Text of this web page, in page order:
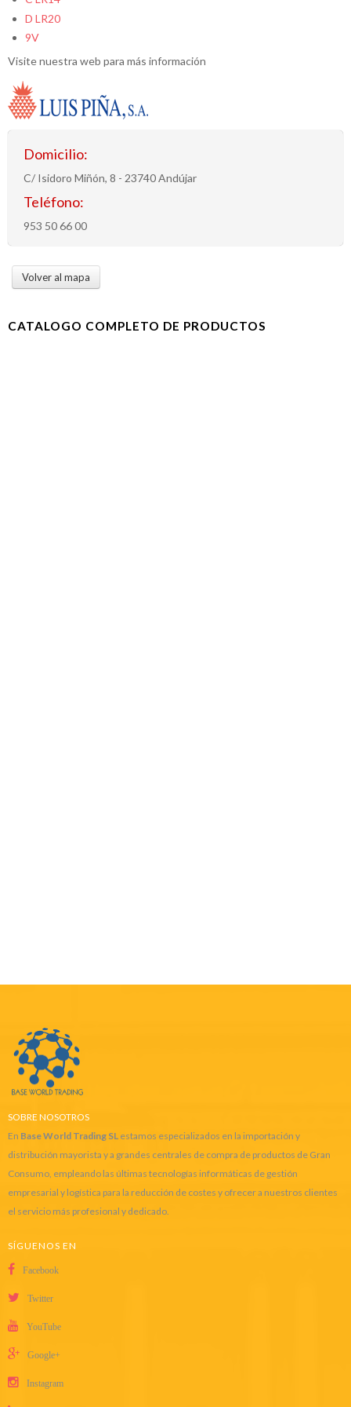
D LR20
9V
Visite nuestra web para más información
Domicilio:
C/ Isidoro Miñón, 8 - 23740 Andújar
Teléfono:
953 50 66 00
Volver al mapa
CATALOGO COMPLETO DE PRODUCTOS
SOBRE NOSOTROS
En Base World Trading SL estamos especializados en la importación y
distribución mayorista y a grandes centrales de compra de productos de Gran
Consumo, empleando las últimas tecnologías informáticas de gestión
empresarial y logística para la reducción de costes y ofrecer a nuestros clientes
el servicio más profesional y dedicado.
SÍGUENOS EN
Facebook
Twitter
YouTube
Google+
Instagram